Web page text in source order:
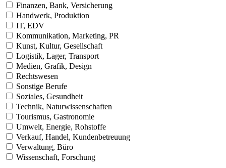
Finanzen, Bank, Versicherung
Handwerk, Produktion
IT, EDV
Kommunikation, Marketing, PR
Kunst, Kultur, Gesellschaft
Logistik, Lager, Transport
Medien, Grafik, Design
Rechtswesen
Sonstige Berufe
Soziales, Gesundheit
Technik, Naturwissenschaften
Tourismus, Gastronomie
Umwelt, Energie, Rohstoffe
Verkauf, Handel, Kundenbetreuung
Verwaltung, Büro
Wissenschaft, Forschung